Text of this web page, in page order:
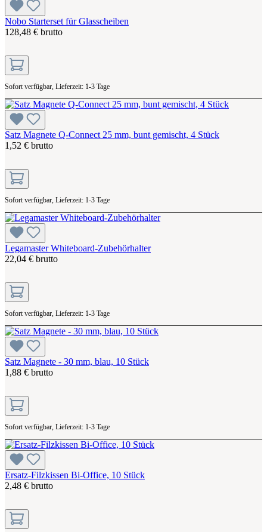
Nobo Starterset für Glasscheiben
128,48 € brutto
Sofort verfügbar, Lieferzeit: 1-3 Tage
Satz Magnete Q-Connect 25 mm, bunt gemischt, 4 Stück
1,52 € brutto
Sofort verfügbar, Lieferzeit: 1-3 Tage
Legamaster Whiteboard-Zubehörhalter
22,04 € brutto
Sofort verfügbar, Lieferzeit: 1-3 Tage
Satz Magnete - 30 mm, blau, 10 Stück
1,88 € brutto
Sofort verfügbar, Lieferzeit: 1-3 Tage
Ersatz-Filzkissen Bi-Office, 10 Stück
2,48 € brutto